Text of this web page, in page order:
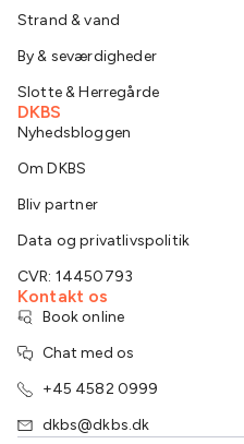
Strand & vand
By & seværdigheder
Slotte & Herregårde
DKBS
Nyhedsbloggen
Om DKBS
Bliv partner
Data og privatlivspolitik
CVR: 14450793
Kontakt os
Book online
Chat med os
+45 4582 0999
dkbs@dkbs.dk